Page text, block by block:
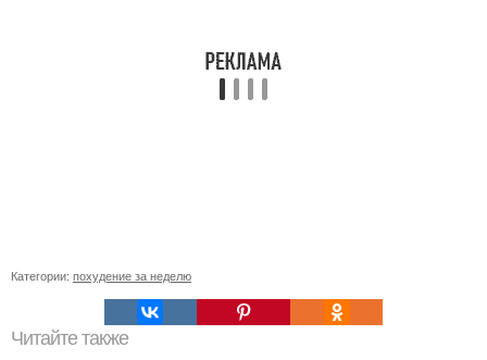
Категории: похудение за неделю
Читайте также